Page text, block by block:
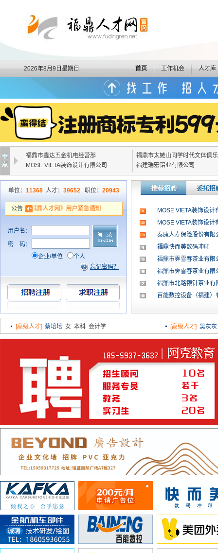
2026年8月9日星期日 首页 工作机会 人才库
福鼎市鑫达五金机电经营部
福鼎市太姥山同学时代文体俱
MOSE VIETA装饰设计有限公司
福建瑞宏铝业有限公司
单位： 11368人才： 39652职位： 20943
公告
《福鼎人才网》用户紧急通知
用户名：
密
码：
企业/单位
个人
忘记密码？
MOSE VIETA装饰设计
MOSE VIETA装饰设计
泰康人寿保险股份有限
福鼎快而美数码冲印
福鼎市霁雪春茶业有限
福鼎市霁雪春茶业有限
福鼎市北路银针茶业有
百能数控设备（福建）
[高级人才]叶维旺 男 本科
女 本科 食品科学与工程 [高级人才]陈小
[高级人才]蔡培培 女 本科 会计学 [高级人才]吴灰
[高级人才]叶维旺 男 本科 [高级人才]陈泽
[高级人才]刘婷女 本科 食品科学与工程 [高级人才]陈小
[高级人才] 蔡培培 女 本科 会计学 [高级人才] 吴灰